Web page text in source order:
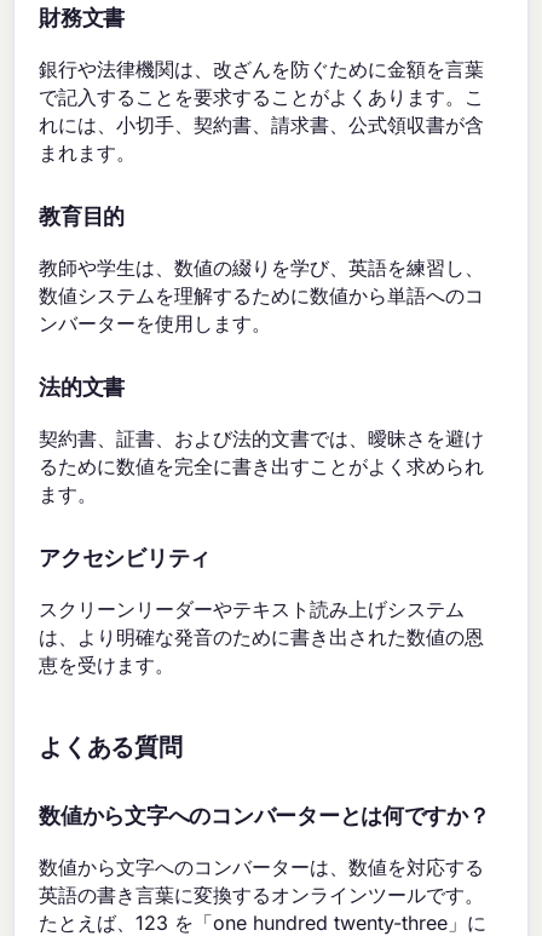
財務文書
銀行や法律機関は、改ざんを防ぐために金額を言葉
で記入することを要求することがよくあります。こ
れには、小切手、契約書、請求書、公式領収書が含
まれます。
教育目的
教師や学生は、数値の綴りを学び、英語を練習し、
数値システムを理解するために数値から単語へのコ
ンバーターを使用します。
法的文書
契約書、証書、および法的文書では、曖昧さを避け
るために数値を完全に書き出すことがよく求められ
ます。
アクセシビリティ
スクリーンリーダーやテキスト読み上げシステム
は、より明確な発音のために書き出された数値の恩
恵を受けます。
よくある質問
数値から文字へのコンバーターとは何ですか？
数値から文字へのコンバーターは、数値を対応する
英語の書き言葉に変換するオンラインツールです。
たとえば、123 を「one hundred twenty-three」に